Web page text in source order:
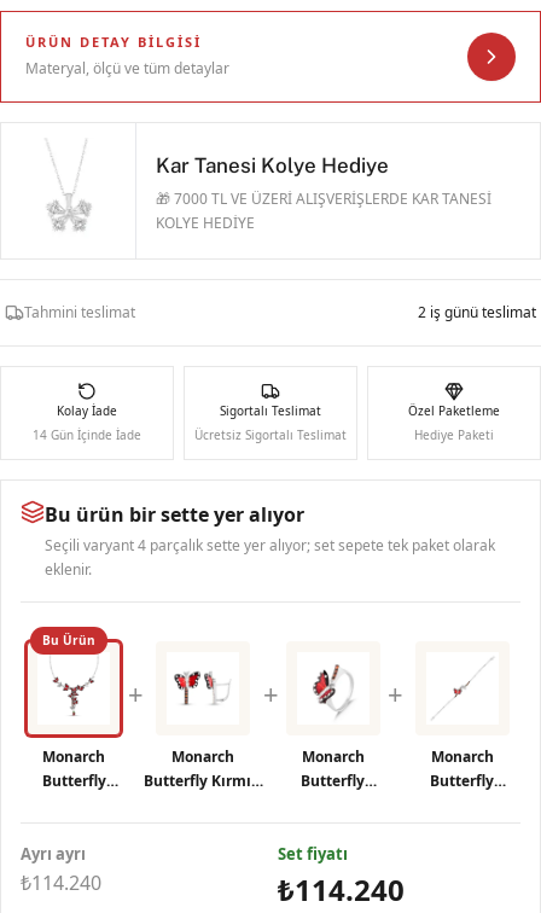
ÜRÜN DETAY BILGISI
Materyal, ölçü ve tüm detaylar
Kar Tanesi Kolye Hediye
🎁 7000 TL VE ÜZERİ ALIŞVERİŞLERDE KAR TANESİ
KOLYE HEDİYE
Tahmini teslimat 2 iş günü teslimat
Kolay İade
14 Gün İçinde İade
Sigortalı Teslimat
Ücretsiz Sigortalı Teslimat
Özel Paketleme
Hediye Paketi
Bu ürün bir sette yer alıyor
Seçili varyant 4 parçalık sette yer alıyor; set sepete tek paket olarak
eklenir.
Bu Ürün
Monarch
Butterfly
Figürlü
Detaylı
Gümüş Kolye
+
Monarch
Butterfly Kırmızı
Figürlü Turuncu
+
Monarch
Butterfly
Benekli
Kelebek
Figürlü Gümüş
Yüzük
+
Monarch
Butterfly
ve Taşlı İkili
Ayrı ayrı
₺114.240
Set fiyatı
₺114.240